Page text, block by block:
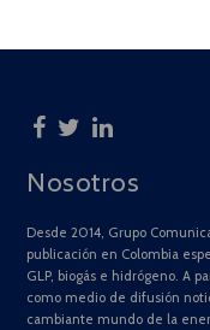
Nosotros
Desde 2014, Grupo
publicación en Colombia
GLP, biogás e hidrógeno. A
como medio de difusión
cambiante mundo de la